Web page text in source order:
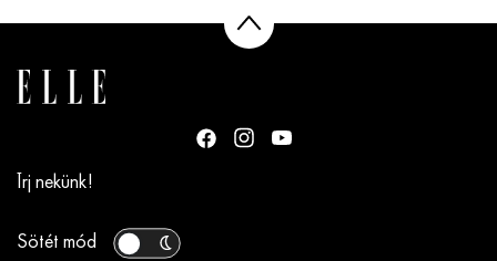
Írj nekünk!
Sötét mód